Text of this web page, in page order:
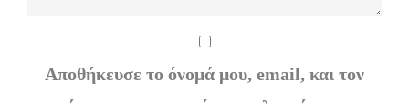
Αποθήκευσε το όνομά μου, email, και τον